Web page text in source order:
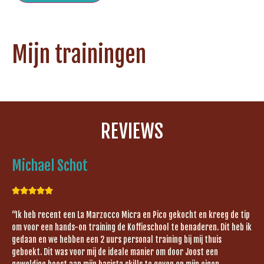
Mijn trainingen
REVIEWS
Michael Schot

“Ik heb recent een La Marzocco Micra en Pico gekocht en kreeg de tip
om voor een hands-on training de Koffieschool te benaderen. Dit heb ik
gedaan en we hebben een 2 uurs personal training bij mij thuis
geboekt. Dit was voor mij de ideale manier om door Joost een